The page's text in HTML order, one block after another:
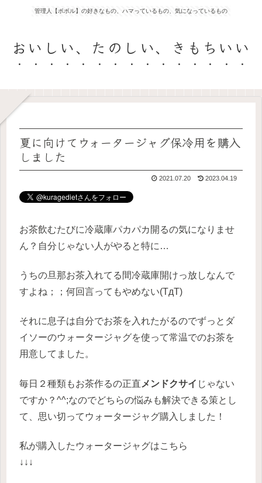
管理人【ポポル】の好きなもの、ハマっているもの、気になっているもの
おいしい、たのしい、きもちいい
夏に向けてウォータージャグ保冷用を購入
しました
2021.07.20 2023.04.19
お茶飲むたびに冷蔵庫パカパカ開るの気になりませ
ん？自分じゃない人がやると特に…
うちの旦那お茶入れてる間冷蔵庫開けっ放しなんで
すよね；；何回言ってもやめない(TдT)
それに息子は自分でお茶を入れたがるのでずっとダ
イソーのウォータージャグを使って常温でのお茶を
用意してました。
毎日２種類もお茶作るの正直 メンドクサイ じゃない
ですか？^^;なのでどちらの悩みも解決できる策とし
て、思い切ってウォータージャグ購入しました！
私が購入したウォータージャグはこちら
↓↓↓